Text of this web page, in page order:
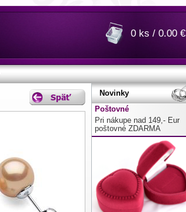
0 ks / 0.00 €
Novinky
Poštovné
Pri nákupe nad 149,- Eur
poštovné ZDARMA